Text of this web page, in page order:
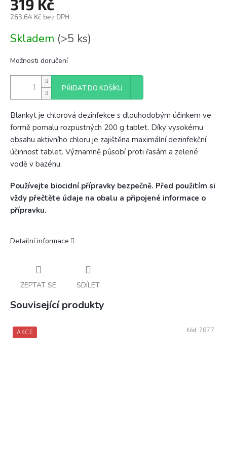
319 Kč
263,64 Kč bez DPH
cena:
Skladem (>5 ks)
Možnosti doručení
PŘIDAT DO KOŠÍKU
Blankyt je chlorová dezinfekce s dlouhodobým účinkem ve
formě pomalu rozpustných 200 g tablet. Díky vysokému
obsahu aktivního chloru je zajištěna maximální dezinfekční
účinnost tablet. Významně působí proti řasám a zelené
vodě v bazénu.
Používejte biocidní přípravky bezpečně. Před použitím si
vždy přečtěte údaje na obalu a připojené informace o
přípravku.
Detailní informace
ZEPTAT SE SDÍLET
Související produkty
AKCE Kód: 7877